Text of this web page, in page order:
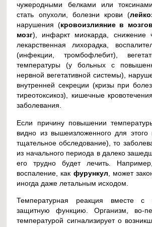
чужеродными белками или
стать опухоли, болезни крови (
нарушения (кровоизлияние в
мозг), инфаркт миокарда, снижение
лекарственная лихорадка,
(инфекции, тромбофлебит),
температуры (у больных с
нервной вегетативной системы),
внутренней секреции (кризы при
тиреотоксикоз), кишечные
заболевания.
Если причину повышении
видно из вышеизложенного для этого
тщательное обследование), то
из начального периода в далеко
его трудно будет лечить.
воспаление, как фурункул , может
иногда даже летальным исходом.
Температурная реакция вместе
защитную функцию. Организм, во-
температурой сигнализирует о